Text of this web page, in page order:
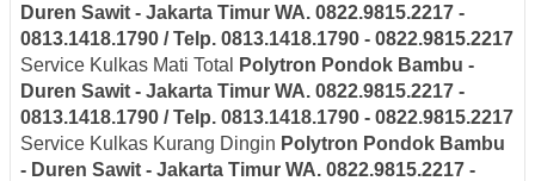
Duren Sawit - Jakarta Timur WA. 0822.9815.2217 -
0813.1418.1790 / Telp. 0813.1418.1790 - 0822.9815.2217
Service Kulkas Mati Total
Polytron Pondok Bambu -
Duren Sawit - Jakarta Timur WA. 0822.9815.2217 -
0813.1418.1790 / Telp. 0813.1418.1790 - 0822.9815.2217
Service Kulkas Kurang Dingin Polytron Pondok Bambu
- Duren Sawit - Jakarta Timur WA. 0822.9815.2217 -